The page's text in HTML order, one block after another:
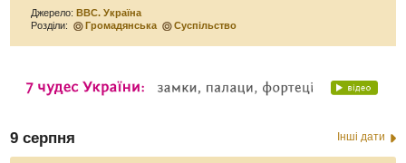
Джерело: ВВС. Україна
Розділи:
Громадянська Суспільство
9 серпня Інші дати